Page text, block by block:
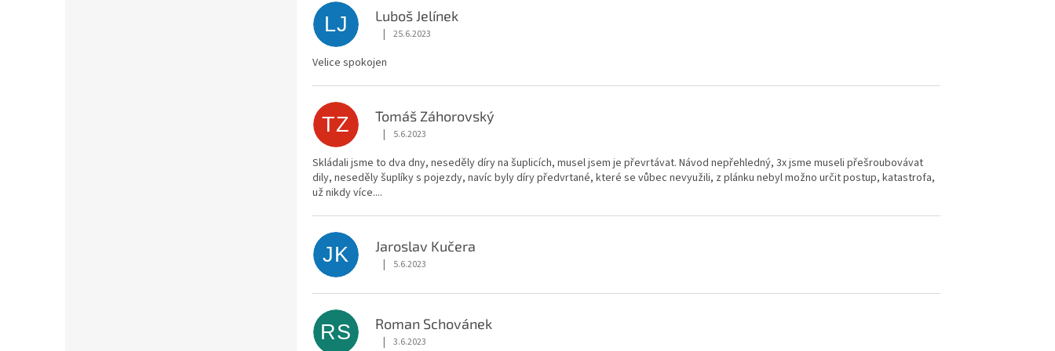
LJ Luboš Jelínek
Hodnocení obchodu je 5 z 5 hvězdiček.
| 25.6.2023
Velice spokojen
TZ Tomáš Záhorovský
Hodnocení obchodu je 1 z 5 hvězdiček.
| 5.6.2023
Skládali jsme to dva dny, neseděly díry na šuplicích, musel jsem je převrtávat. Návod nepřehledný, 3x jsme museli přešroubovávat
dily, neseděly šuplíky s pojezdy, navíc byly díry předvrtané, které se vůbec nevyužili, z plánku nebyl možno určit postup, katastrofa,
už nikdy více....
JK Jaroslav Kučera
Hodnocení obchodu je 4 z 5 hvězdiček.
| 5.6.2023
RS Roman Schovánek
Hodnocení obchodu je 5 z 5 hvězdiček.
| 3.6.2023